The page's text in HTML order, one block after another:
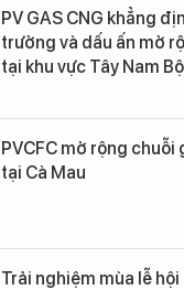
PV GAS CNG khẳng
trưởng và dấu ấn mở
tại khu vực Tây Nam Bộ
PVCFC mở rộng
tại Cà Mau
Trải nghiệm mùa lễ